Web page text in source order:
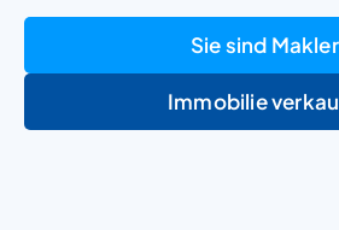
Sie sind
Immobilie